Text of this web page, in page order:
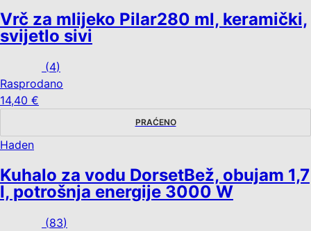
Vrč za mlijeko Pilar280 ml, keramički,
svijetlo sivi
(4)
Rasprodano
14,40 €
PRAĆENO
Haden
Kuhalo za vodu DorsetBež, obujam 1,7
l, potrošnja energije 3000 W
(83)